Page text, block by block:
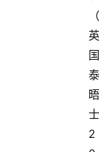
（
英
国
泰
晤
士
2